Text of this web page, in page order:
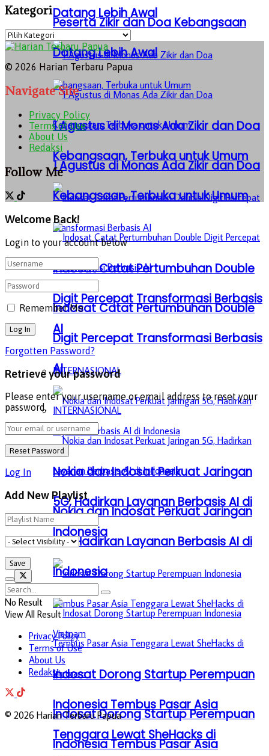
Datang Lebih Awal
1 Agustus di Monas Ada Zikir dan Doa
Kebangsaan, Terbuka untuk Umum
Indosat Catat Pertumbuhan Double
Digit Percepat Transformasi Berbasis
AI
INTERNASIONAL
Nokia dan Indosat Perkuat Jaringan
5G, Hadirkan Layanan Berbasis AI di
Indonesia
Indosat Dorong Startup Perempuan
Indonesia Tembus Pasar Asia
Tenggara Lewat SheHacks di
Peserta Zikir dan Doa Kebangsaan
Datang Lebih Awal
1 Agustus di Monas Ada Zikir dan Doa
Kebangsaan, Terbuka untuk Umum
Indosat Catat Pertumbuhan Double
Digit Percepat Transformasi Berbasis
AI
INTERNASIONAL
Nokia dan Indosat Perkuat Jaringan
5G, Hadirkan Layanan Berbasis AI di
Indonesia
Indosat Dorong Startup Perempuan
Indonesia Tembus Pasar Asia
Kategori
Kategori
© 2026 Harian Terbaru Papua
Navigate Site
Privacy Policy
Terms of Use
About Us
Redaksi
Follow Me
Welcome Back!
Login to your account below
Remember Me
Forgotten Password?
Retrieve your password
Please enter your username or email address to reset your
password.
Log In
Add New Playlist
No Result
View All Result
Privacy Policy
Terms of Use
About Us
Redaksi
© 2026 Harian Terbaru Papua